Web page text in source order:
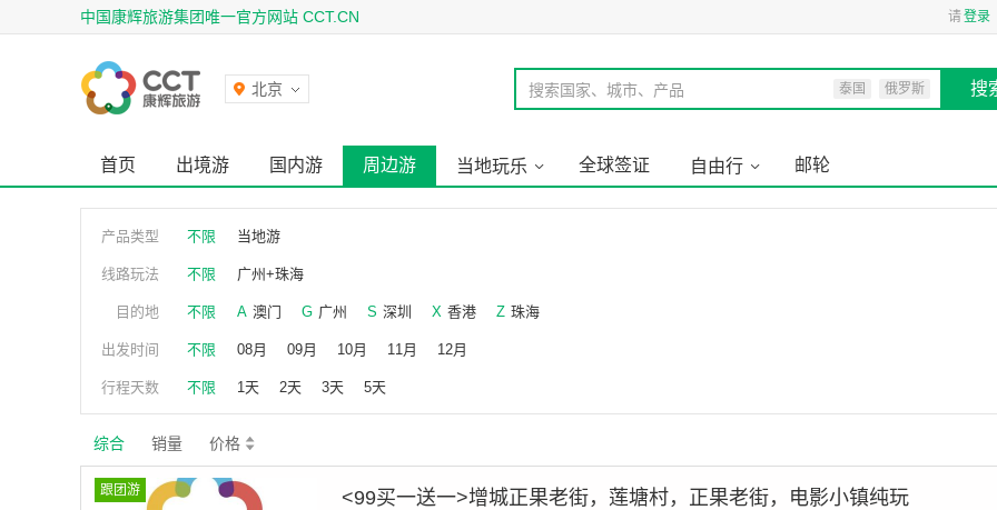
中国康辉旅游集团唯一官方网站 CCT.CN 请登录
北京 搜索国家、城市、产品 泰国 俄罗斯 搜
首页 出境游 国内游 周边游 当地玩乐 全球签证 自由行 邮轮
产品类型 不限 当地游
线路玩法 不限 广州+珠海
目的地 不限 A 澳门 G 广州 S 深圳 X 香港 Z 珠海
出发时间 不限 08月 09月 10月 11月 12月
行程天数 不限 1天 2天 3天 5天
综合 销量 价格
跟团游
<99买一送一>增城正果老街，莲塘村，正果老街，电影小镇纯玩